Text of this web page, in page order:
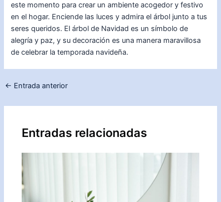
este momento para crear un ambiente acogedor y festivo
en el hogar. Enciende las luces y admira el árbol junto a tus
seres queridos. El árbol de Navidad es un símbolo de
alegría y paz, y su decoración es una manera maravillosa
de celebrar la temporada navideña.
Navegación
entradas
← Entrada anterior
Entradas relacionadas